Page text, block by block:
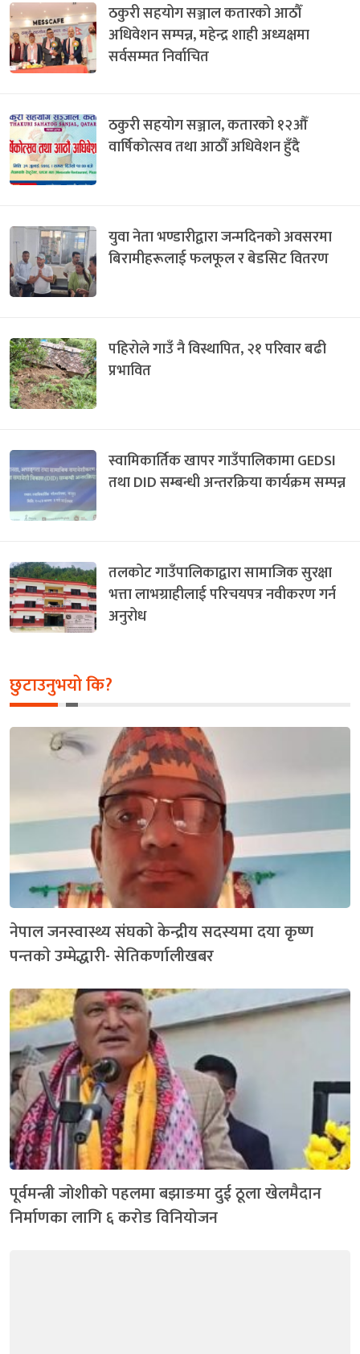
ठकुरी सहयोग सञ्जाल कतारको आठौँ
अधिवेशन सम्पन्न, महेन्द्र शाही अध्यक्षमा
सर्वसम्मत निर्वाचित
ठकुरी सहयोग सञ्जाल, कतारको १२औँ
वार्षिकोत्सव तथा आठौँ अधिवेशन हुँदै
युवा नेता भण्डारीद्वारा जन्मदिनको अवसरमा
बिरामीहरूलाई फलफूल र बेडसिट वितरण
पहिरोले गाउँ नै विस्थापित, २१ परिवार बढी
प्रभावित
स्वामिकार्तिक खापर गाउँपालिकामा GEDSI
तथा DID सम्बन्धी अन्तरक्रिया कार्यक्रम सम्पन्न
तलकोट गाउँपालिकाद्वारा सामाजिक सुरक्षा
भत्ता लाभग्राहीलाई परिचयपत्र नवीकरण गर्न
अनुरोध
छुटाउनुभयो कि?
नेपाल जनस्वास्थ्य संघको केन्द्रीय सदस्यमा दया कृष्ण
पन्तकाे उम्मेद्धारी- सेतिकर्णालीखबर
पूर्वमन्त्री जोशीको पहलमा बझाङमा दुई ठूला खेलमैदान
निर्माणका लागि ६ करोड विनियोजन